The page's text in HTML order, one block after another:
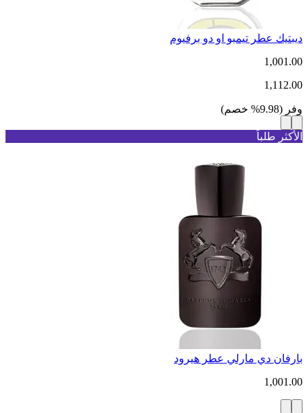
ديبتيك عطر تيمبو او دو برفيوم
1,001.00
1,112.00
وفر (
9.98
% خصم)
الأكثر طلباً
بارفان دي مارلي عطر هيرود
1,001.00